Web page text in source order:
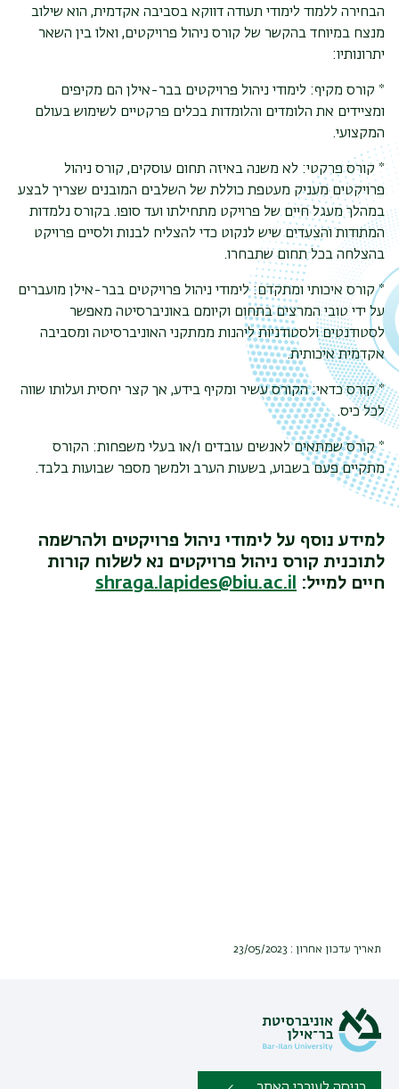
הבחירה ללמוד לימודי תעודה דווקא בסביבה אקדמית, הוא שילוב
מנצח במיוחד בהקשר של קורס ניהול פרויקטים, ואלו בין השאר
יתרונותיו:
* קורס מקיף: לימודי ניהול פרויקטים בבר-אילן הם מקיפים
ומציידים את הלומדים והלומדות בכלים פרקטיים לשימוש בעולם
המקצועי.
* קורס פרקטי: לא משנה באיזה תחום עוסקים, קורס ניהול
פרויקטים מעניק מעטפת כוללת של השלבים המובנים שצריך לבצע
במהלך מעגל חיים של פרויקט מתחילתו ועד סופו. בקורס נלמדות
המתודות והצעדים שיש לנקוט כדי להצליח לבנות ולסיים פרויקט
בהצלחה בכל תחום שתבחרו.
* קורס איכותי ומתקדם: לימודי ניהול פרויקטים בבר-אילן מועברים
על ידי טובי המרצים בתחום וקיומם באוניברסיטה מאפשר
לסטודנטים ולסטודניות ליהנות ממתקני האוניברסיטה ומסביבה
אקדמית איכותית.
* קורס כדאי: הקורס עשיר ומקיף בידע, אך קצר יחסית ועלותו שווה
לכל כיס.
* קורס שמתאים לאנשים עובדים ו/או בעלי משפחות: הקורס
מתקיים פעם בשבוע, בשעות הערב ולמשך מספר שבועות בלבד.
למידע נוסף על לימודי ניהול פרויקטים ולהרשמה
לתוכנית קורס ניהול פרויקטים נא לשלוח קורות
חיים למייל:
shraga.lapides@biu.ac.il
תאריך עדכון אחרון : 23/05/2023